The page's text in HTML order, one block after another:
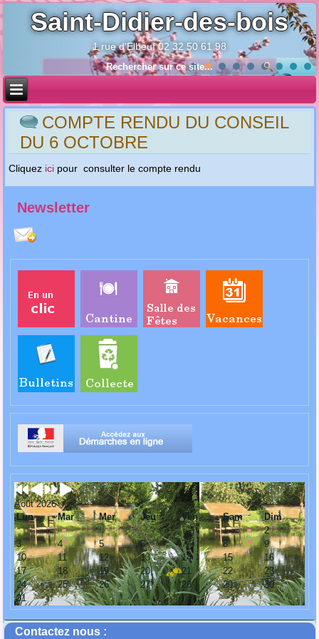
Saint-Didier-des-bois
1 rue d'Elbeuf 02 32 50 61 98
COMPTE RENDU DU CONSEIL
DU 6 OCTOBRE
Cliquez ici pour consulter le compte rendu
Newsletter
Année
précédente
Mois
précédent
Année
suivante
Mois
suivant
Août 2026
Lun
Mar Mer Jeu Ven Sam
Dim
1
2
3
4 5 6 7 8
9
10
11 12 13 14 15
16
17
18 19 20 21 22
23
24
25 26 27 28 29
30
31
Contactez nous :